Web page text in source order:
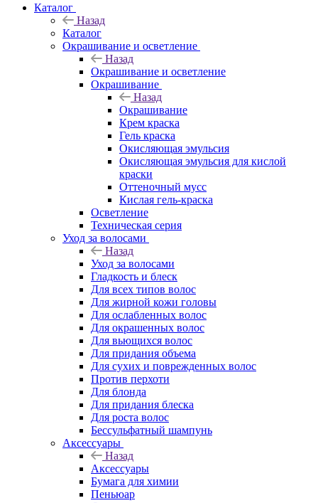
Каталог
Назад
Каталог
Окрашивание и осветление
Назад
Окрашивание и осветление
Окрашивание
Назад
Окрашивание
Крем краска
Гель краска
Окисляющая эмульсия
Окисляющая эмульсия для кислой
краски
Оттеночный мусс
Кислая гель-краска
Осветление
Техническая серия
Уход за волосами
Назад
Уход за волосами
Гладкость и блеск
Для всех типов волос
Для жирной кожи головы
Для ослабленных волос
Для окрашенных волос
Для вьющихся волос
Для придания объема
Для сухих и поврежденных волос
Против перхоти
Для блонда
Для придания блеска
Для роста волос
Бессульфатный шампунь
Аксессуары
Назад
Аксессуары
Бумага для химии
Пеньюар